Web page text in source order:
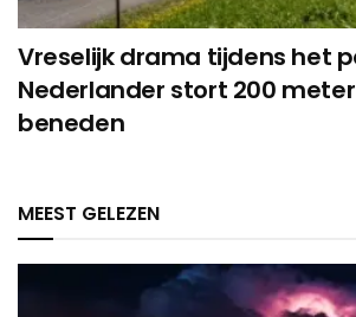
Vreselijk drama tijdens het
Nederlander stort 200
beneden
MEEST GELEZEN